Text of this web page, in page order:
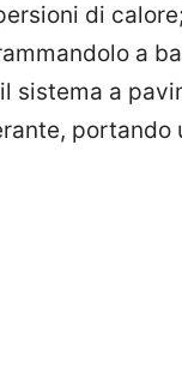
di
a
sistema a
portando